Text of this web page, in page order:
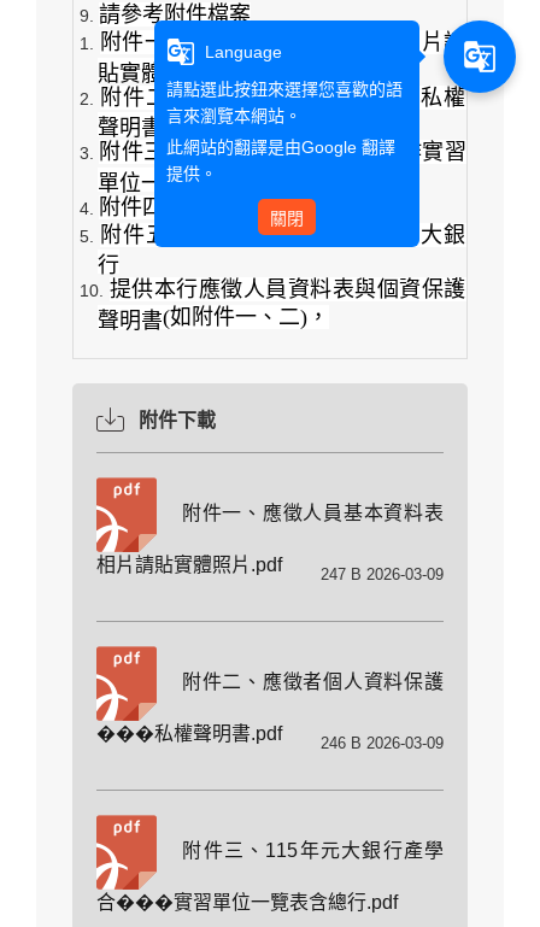
請參考附件檔案
附件一、應徵人員基本資料表
相片請
貼實體照片
附件二、應徵者個人資料保護隱私權
聲明書
附件三、115年元大銀行產學合作實習
單位一覽表 (
附件四、應徵資料填寫注意事項
附件五、
年實習廠商資料 元大銀
行
提供本行應徵人員資料表與個資保護
聲明書(如附件一、二) ，
附件下載
附件一、應徵人員基本資料表
相片請貼實體照片.pdf 247 B 2026-03-09
附件二、應徵者個人資料保護
���私權聲明書.pdf 246 B 2026-03-09
附件三、115年元大銀行產學
合���實習單位一覽表含總行.pdf
g_translate
Language
請點選此按鈕來選擇您喜歡的語
言來瀏覽本網站。
此網站的翻譯是由Google 翻譯
提供。
關閉
g_translate